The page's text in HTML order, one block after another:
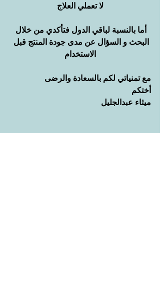
لا تعملي العلاج
أما بالنسبة لباقي الدول فتأكدي من خلال
البحث و السؤال عن مدى جودة المنتج قبل
الاستخدام
مع تمنياتي لكم بالسعادة والرضى
أختكم
ميثاء عبدالجليل